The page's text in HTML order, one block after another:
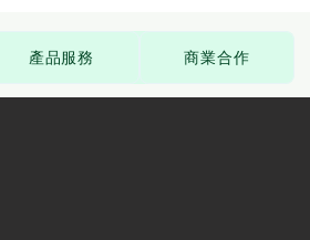
產品服務 商業合作